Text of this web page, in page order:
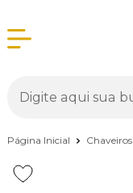
Página Inicial Chaveiros